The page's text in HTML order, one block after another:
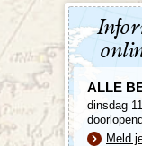
ALLE
dinsdag
Meld